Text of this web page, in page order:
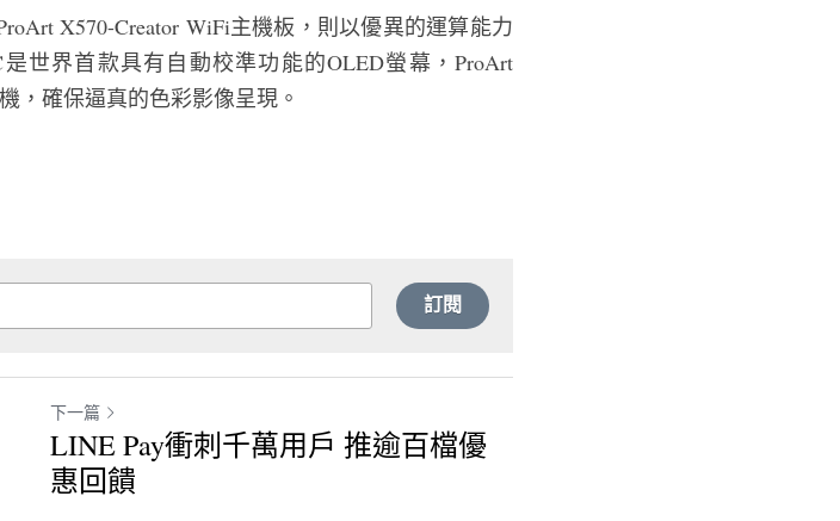
X570-Creator WiFi主機板，則以優異的運算能力
是世界首款具有自動校準功能的OLED螢幕，ProArt
，確保逼真的色彩影像呈現。
訂閱
下一篇
LINE Pay衝刺千萬用戶 推逾百檔優
惠回饋